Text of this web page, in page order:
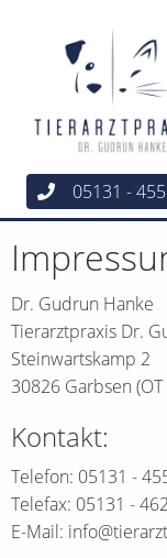
05131 -
Dr. Gudrun Hanke
Tierarztpraxis Dr.
Steinwartskamp 2
30826 Garbsen
Kontakt:
Telefon: 05131 -
Telefax: 05131 -
E-Mail: